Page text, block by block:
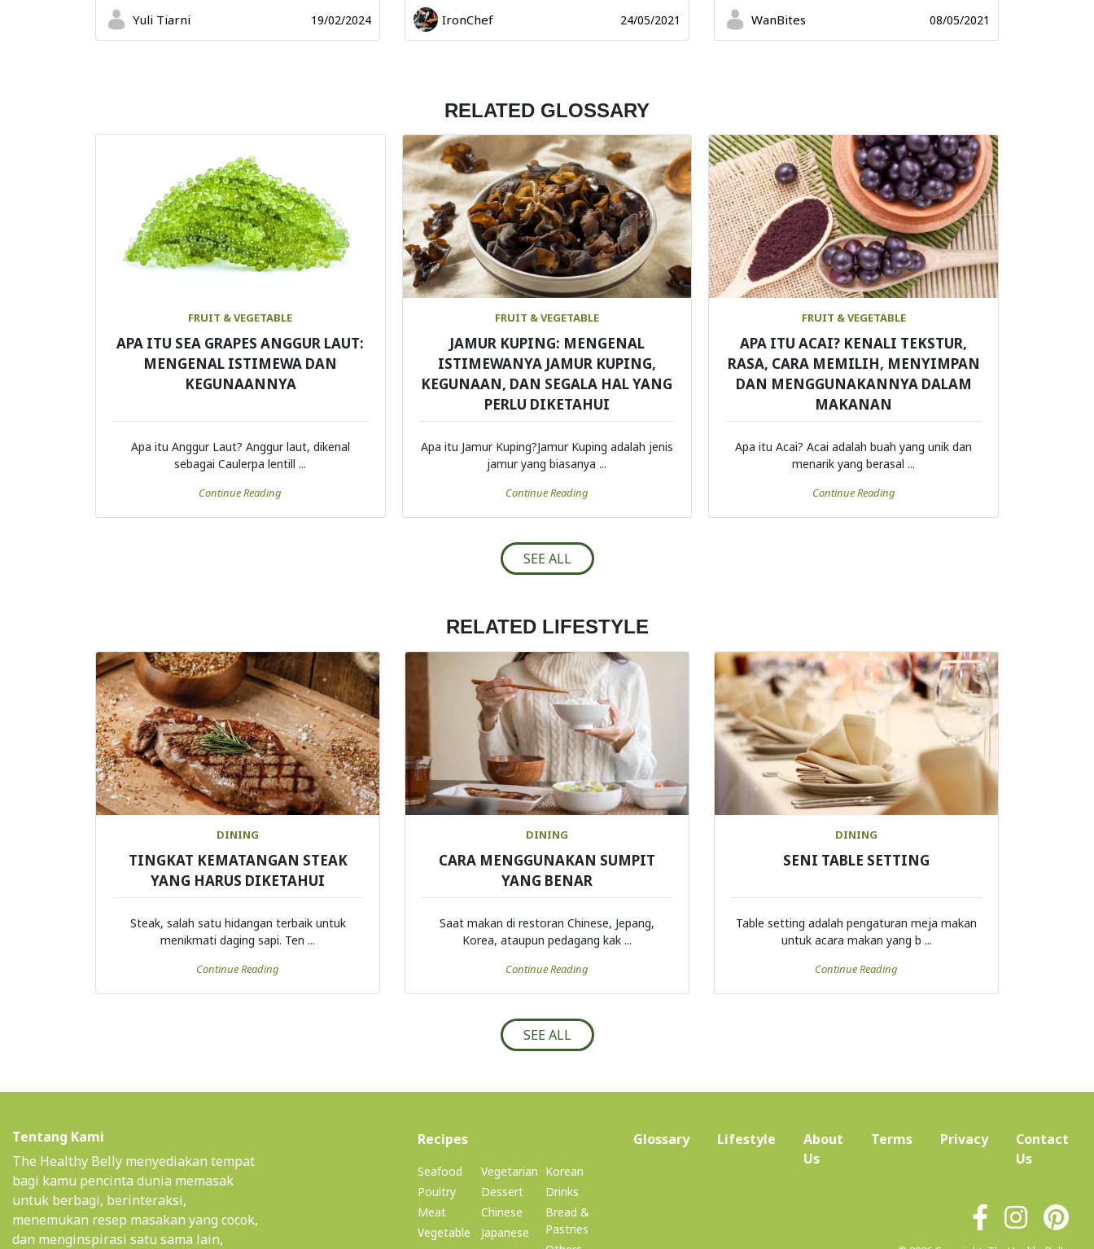
Yuli Tiarni 19/02/2024 IronChef 24/05/2021 WanBites 08/05/2021
RELATED GLOSSARY
FRUIT & VEGETABLE
APA ITU SEA GRAPES ANGGUR LAUT:
MENGENAL ISTIMEWA DAN
KEGUNAANNYA
Apa itu Anggur Laut? Anggur laut, dikenal
sebagai Caulerpa lentill ...
Continue Reading
FRUIT & VEGETABLE
JAMUR KUPING: MENGENAL
ISTIMEWANYA JAMUR KUPING,
KEGUNAAN, DAN SEGALA HAL YANG
PERLU DIKETAHUI
Apa itu Jamur Kuping?Jamur Kuping adalah jenis
jamur yang biasanya ...
Continue Reading
FRUIT & VEGETABLE
APA ITU ACAI? KENALI TEKSTUR,
RASA, CARA MEMILIH, MENYIMPAN
DAN MENGGUNAKANNYA DALAM
MAKANAN
Apa itu Acai? Acai adalah buah yang unik dan
menarik yang berasal ...
Continue Reading
SEE ALL
RELATED LIFESTYLE
DINING
TINGKAT KEMATANGAN STEAK
YANG HARUS DIKETAHUI
Steak, salah satu hidangan terbaik untuk
menikmati daging sapi. Ten ...
Continue Reading
DINING
CARA MENGGUNAKAN SUMPIT
YANG BENAR
Saat makan di restoran Chinese, Jepang,
Korea, ataupun pedagang kak ...
Continue Reading
DINING
SENI TABLE SETTING
Table setting adalah pengaturan meja makan
untuk acara makan yang b ...
Continue Reading
SEE ALL
Tentang Kami
The Healthy Belly menyediakan tempat
bagi kamu pencinta dunia memasak
untuk berbagi, berinteraksi,
menemukan resep masakan yang cocok,
dan menginspirasi satu sama lain,
Recipes(current)
Seafood
Poultry
Meat
Vegetable
Vegetarian
Dessert
Chinese
Japanese
Korean
Drinks
Bread &
Pastries
Glossary Lifestyle
About
Us(current)
Terms Privacy
Contact
Us